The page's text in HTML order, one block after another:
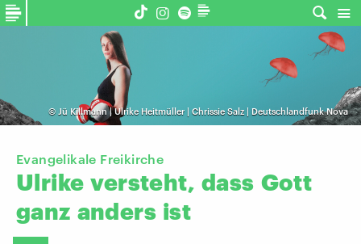
© Jü Killmann | Ulrike Heitmüller | Chrissie Salz | Deutschlandfunk Nova
Evangelikale Freikirche
Ulrike versteht, dass Gott
ganz anders ist